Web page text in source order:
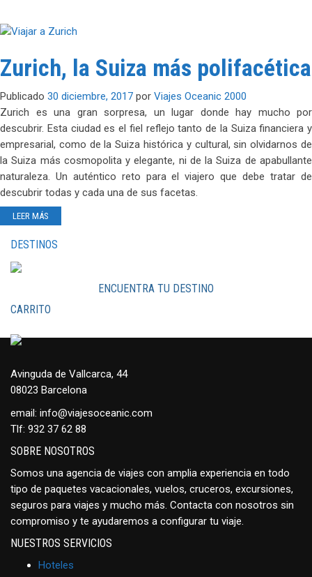
Zurich, la Suiza más polifacética
Publicado 30 diciembre, 2017 por Viajes Oceanic 2000
Zurich es una gran sorpresa, un lugar donde hay mucho por
descubrir. Esta ciudad es el fiel reflejo tanto de la Suiza financiera y
empresarial, como de la Suiza histórica y cultural, sin olvidarnos de
la Suiza más cosmopolita y elegante, ni de la Suiza de apabullante
naturaleza. Un auténtico reto para el viajero que debe tratar de
descubrir todas y cada una de sus facetas.
LEER MÁS
DESTINOS
ENCUENTRA TU DESTINO
CARRITO
Avinguda de Vallcarca, 44
08023 Barcelona
email: info@viajesoceanic.com
Tlf: 932 37 62 88
SOBRE NOSOTROS
Somos una agencia de viajes con amplia experiencia en todo
tipo de paquetes vacacionales, vuelos, cruceros, excursiones,
seguros para viajes y mucho más. Contacta con nosotros sin
compromiso y te ayudaremos a configurar tu viaje.
NUESTROS SERVICIOS
Hoteles